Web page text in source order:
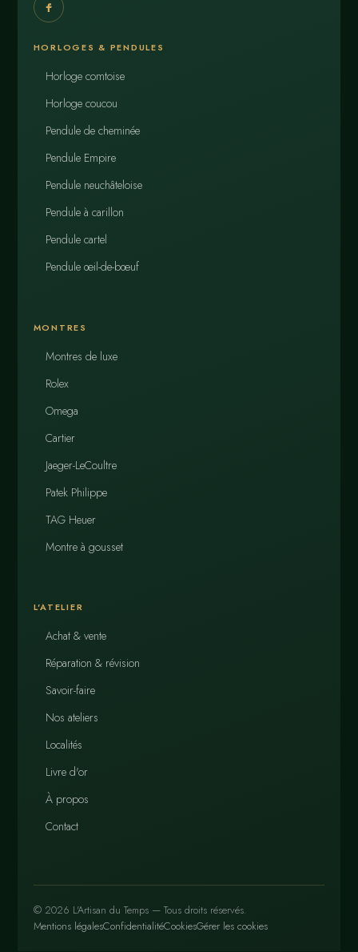
HORLOGES & PENDULES
Horloge comtoise
Horloge coucou
Pendule de cheminée
Pendule Empire
Pendule neuchâteloise
Pendule à carillon
Pendule cartel
Pendule œil-de-bœuf
MONTRES
Montres de luxe
Rolex
Omega
Cartier
Jaeger-LeCoultre
Patek Philippe
TAG Heuer
Montre à gousset
L'ATELIER
Achat & vente
Réparation & révision
Savoir-faire
Nos ateliers
Localités
Livre d'or
À propos
Contact
© 2026 L'Artisan du Temps — Tous droits réservés.
Mentions légalesConfidentialitéCookiesGérer les cookies